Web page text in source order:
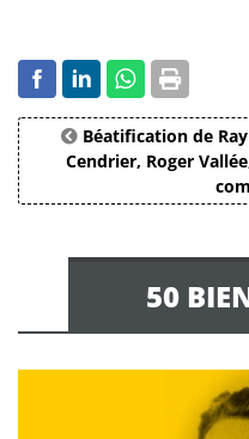
Béatification de
Cendrier, Roger
50